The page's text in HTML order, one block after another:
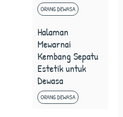
ORANG DEWASA
Halaman
Mewarnai
Kembang Sepatu
Estetik untuk
Dewasa
ORANG DEWASA